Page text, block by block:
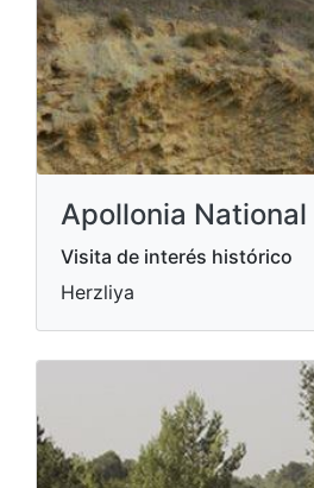
Apollonia National
Visita de interés histórico
Herzliya